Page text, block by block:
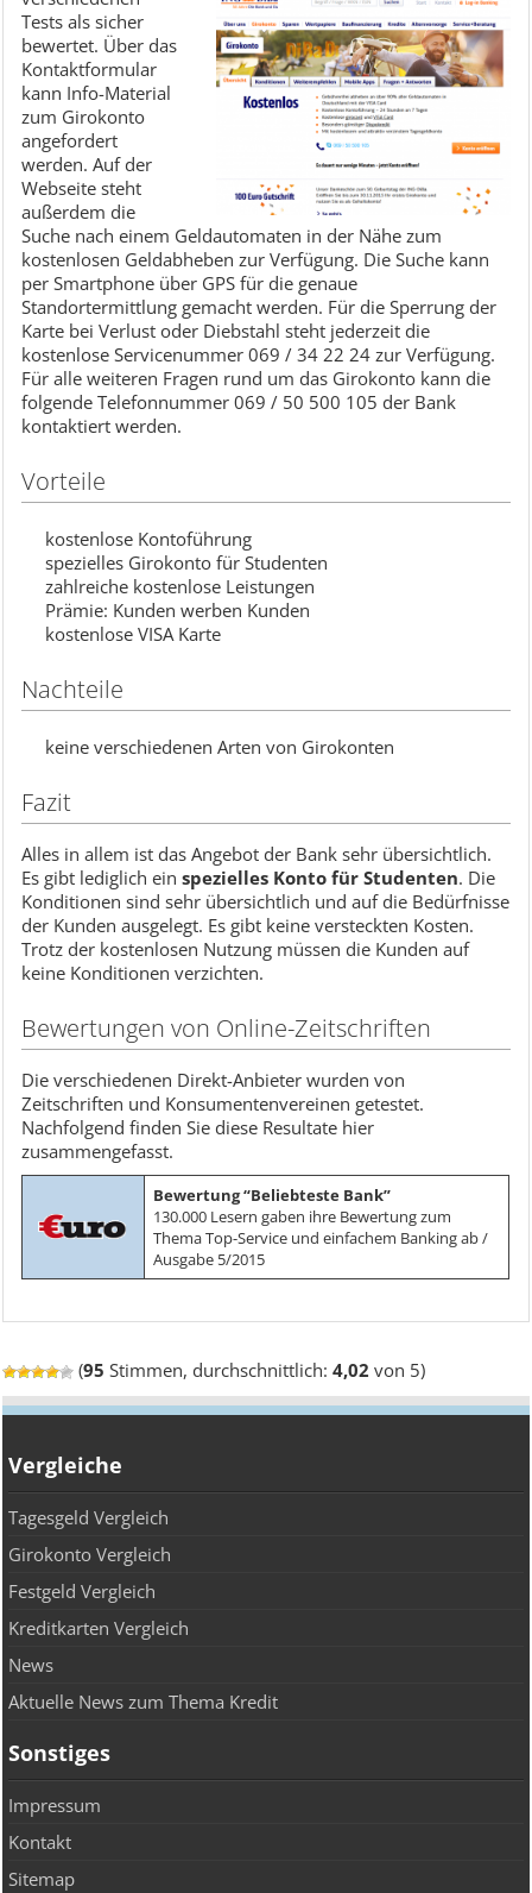
Tests als sicher
bewertet. Über das
Kontaktformular
kann Info-Material
zum Girokonto
angefordert
werden. Auf der
Webseite steht
außerdem die
Suche nach einem Geldautomaten in der Nähe zum
kostenlosen Geldabheben zur Verfügung. Die Suche kann
per Smartphone über GPS für die genaue
Standortermittlung gemacht werden. Für die Sperrung der
Karte bei Verlust oder Diebstahl steht jederzeit die
kostenlose Servicenummer 069 / 34 22 24 zur Verfügung.
Für alle weiteren Fragen rund um das Girokonto kann die
folgende Telefonnummer 069 / 50 500 105 der Bank
kontaktiert werden.
Vorteile
kostenlose Kontoführung
spezielles Girokonto für Studenten
zahlreiche kostenlose Leistungen
Prämie: Kunden werben Kunden
kostenlose VISA Karte
Nachteile
keine verschiedenen Arten von Girokonten
Fazit
Alles in allem ist das Angebot der Bank sehr übersichtlich.
Es gibt lediglich einspezielles Konto für Studenten. Die
Konditionen sind sehr übersichtlich und auf die Bedürfnisse
der Kunden ausgelegt. Es gibt keine versteckten Kosten.
Trotz der kostenlosen Nutzung müssen die Kunden auf
keine Konditionen verzichten.
Bewertungen von Online-Zeitschriften
Die verschiedenen Direkt-Anbieter wurden von
Zeitschriften und Konsumentenvereinen getestet.
Nachfolgend finden Sie diese Resultate hier
zusammengefasst.
Bewertung “Beliebteste Bank”
130.000 Lesern gaben ihre Bewertung zum
Thema Top-Service und einfachem Banking ab /
Ausgabe 5/2015
(95 Stimmen, durchschnittlich:4,02 von 5)
Vergleiche
Tagesgeld Vergleich
Girokonto Vergleich
Festgeld Vergleich
Kreditkarten Vergleich
News
Aktuelle News zum Thema Kredit
Sonstiges
Impressum
Kontakt
Sitemap